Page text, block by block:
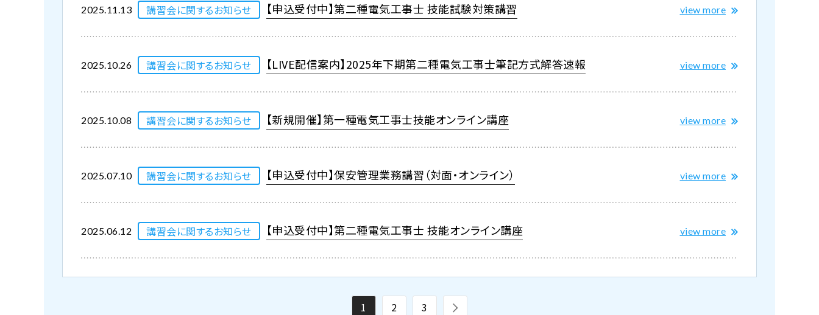
2025.11.13 講習会に関するお知らせ 【申込受付中】第二種電気工事士 技能試験対策講習 view more
2025.10.26 講習会に関するお知らせ 【LIVE配信案内】2025年下期第二種電気工事士筆記方式解答速報 view more
2025.10.08 講習会に関するお知らせ 【新規開催】第一種電気工事士技能オンライン講座 view more
2025.07.10 講習会に関するお知らせ 【申込受付中】保安管理業務講習（対面・オンライン） view more
2025.06.12 講習会に関するお知らせ 【申込受付中】第二種電気工事士 技能オンライン講座 view more
1 2 3